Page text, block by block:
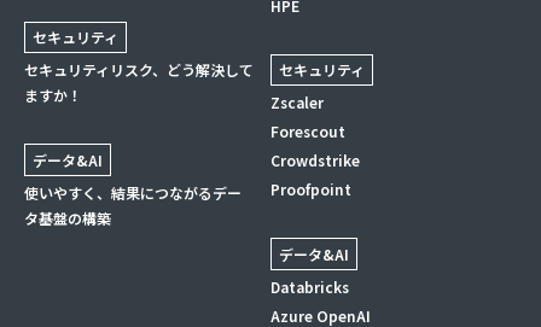
セキュリティ
セキュリティリスク、どう解決して
ますか！
データ&AI
使いやすく、結果につながるデー
タ基盤の構築
HPE
セキュリティ
Zscaler
Forescout
Crowdstrike
Proofpoint
データ&AI
Databricks
Azure OpenAI